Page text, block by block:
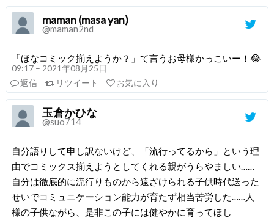
maman (masa yan)
@maman2nd
「ほなコミック揃えようか？」て言うお母様かっこいー！😂
09:17 – 2021年08月25日
返信
リツイート お気に入り
玉倉かひな
@suo714
自分語りして申し訳ないけど、「流行ってるから」という理
由でコミックス揃えようとしてくれる親がうらやましい……
自分は徹底的に流行りものから遠ざけられる子供時代送った
せいでコミュニケーション能力が育たず相当苦労した……人
様の子供ながら、是非この子には健やかに育ってほし